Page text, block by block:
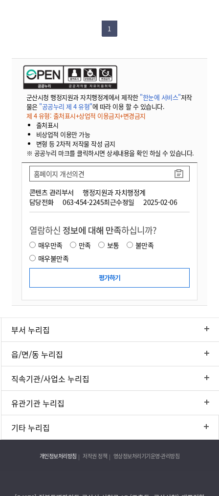
1
군산시청 행정지원과 자치행정계에서 제작한 "한눈에 서비스"저작
물은 "공공누리 제 4 유형"에 따라 이용 할 수 있습니다.
제 4 유형: 출처표시+상업적 이용금지+변경금지
출처표시
비상업적 이용만 가능
변형 등 2차적 저작물 작성 금지
※ 공공누리 마크를 클릭하시면 상세내용을 확인 하실 수 있습니다.
콘텐츠 관리부서
행정지원과 자치행정계
담당전화
063-454-2245최근수정일 2025-02-06
홈페이지 개선의견
열람하신 정보에 대해 만족하십니까?
매우만족 만족 보통
불만족
매우불만족
부서 누리집
읍/면/동 누리집
직속기관/사업소 누리집
유관기관 누리집
기타 누리집
개인정보처리방침 저작권 정책 영상정보처리기기운영·관리방침